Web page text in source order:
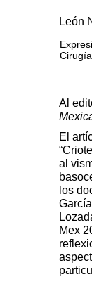
León
Al
El
al
los
Mex